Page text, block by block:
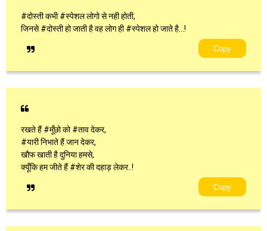
#दोस्ती कभी #स्पेशल लोगो से नही होती,
जिनसे #दोस्ती हो जाती है वह लोग ही #स्पेशल हो जाते है...!
Copy
रखते हैं #मूँछो को #ताव देकर,
#यारी निभाते हैं जान देकर,
खौफ खाती है दुनिया हमसे,
क्यूँकि हम जीते हैं #शेर की दहाड़ लेकर..!
Copy